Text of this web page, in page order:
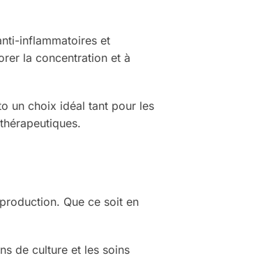
inflammatoires et
la concentration et à
un choix idéal tant pour les
Que ce soit en
de culture et les soins